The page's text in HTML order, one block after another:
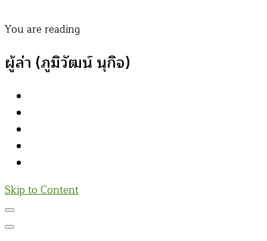
You are reading
ผู้ล่า (ภูมิวัฒน์ นุกิจ)
Skip to Content